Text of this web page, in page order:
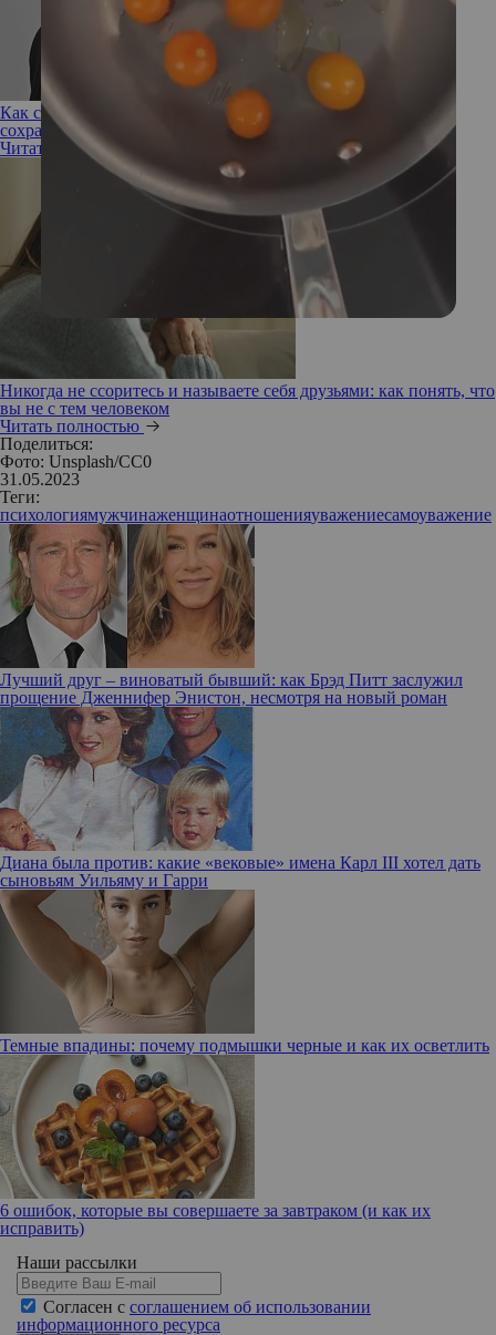
Как ссориться и не расстаться: 10 правил, которые помогут
сохранить отношения
Читать полностью
Никогда не ссоритесь и называете себя друзьями: как понять, что
вы не с тем человеком
Читать полностью
Поделиться:
Фото: Unsplash/СС0
31.05.2023
Теги:
психологиямужчинаженщинаотношенияуважениесамоуважение
Лучший друг – виноватый бывший: как Брэд Питт заслужил
прощение Дженнифер Энистон, несмотря на новый роман
Диана была против: какие «вековые» имена Карл III хотел дать
сыновьям Уильяму и Гарри
Темные впадины: почему подмышки черные и как их осветлить
6 ошибок, которые вы совершаете за завтраком (и как их
исправить)
Наши рассылки
Согласен с соглашением об использовании
информационного ресурса